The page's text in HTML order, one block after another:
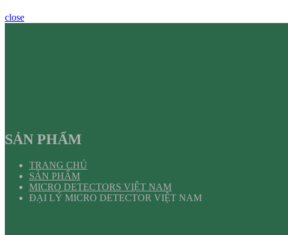
close
SẢN PHẨM
TRANG CHỦ
SẢN PHẨM
MICRO DETECTORS VIỆT NAM
ĐẠI LÝ MICRO DETECTOR VIỆT NAM